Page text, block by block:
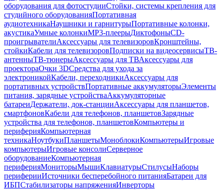
оборудования для фотостудииСтойки, системы крепления для
студийного оборудованияПортативная
аудиотехникаНаушники и гарнитурыПортативные колонки,
акустикаУмные колонкиMP3-плеерыДиктофоныCD-
проигрывателиАксессуары для телевизоровКронштейны,
стойкиКабели для телевизоровПодписки на видеосервисыТВ-
антенныТВ-тюнерыАксессуары для ТВАксессуары для
проектораОчки 3DСредства для ухода за
электроникойКабели, переходникиАксессуары для
портативных устройствПортативные аккумуляторыЭлементы
питания, зарядные устройстваАккумуляторные
батареиДержатели, док-станцииАксессуары для планшетов,
смартфоновКабели для телефонов, планшетовЗарядные
устройства для телефонов, планшетовКомпьютеры и
периферияКомпьютерная
техникаНоутбукиПланшетыМоноблокиКомпьютерыИгровые
компьютерыИгровые консолиСерверное
оборудованиеКомпьютерная
периферияМониторыМышиКлавиатурыСтилусыНаборы
периферииИсточники бесперебойного питанияБатареи для
ИБПСтабилизаторы напряженияИнверторы